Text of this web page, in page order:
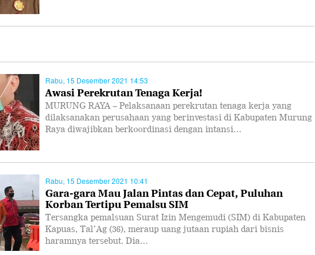
Rabu, 15 Desember 2021 14:53
Awasi Perekrutan Tenaga Kerja!
MURUNG RAYA – Pelaksanaan perekrutan tenaga kerja yang
dilaksanakan perusahaan yang berinvestasi di Kabupaten Murung
Raya diwajibkan berkoordinasi dengan intansi…
Rabu, 15 Desember 2021 10:41
Gara-gara Mau Jalan Pintas dan Cepat, Puluhan
Korban Tertipu Pemalsu SIM
Tersangka pemalsuan Surat Izin Mengemudi (SIM) di Kabupaten
Kapuas, Tal’Ag (36), meraup uang jutaan rupiah dari bisnis
haramnya tersebut. Dia…